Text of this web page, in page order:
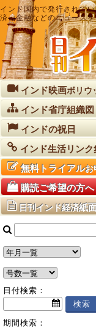
インド国内で発行されて
済・金融などのニュース
インド映画ボリウ
インド省庁組織図
インドの祝日
インド生活リンク
無料トライアルお
購読ご希望の方へ
日刊インド経済紙
日付検索：
期間検索：